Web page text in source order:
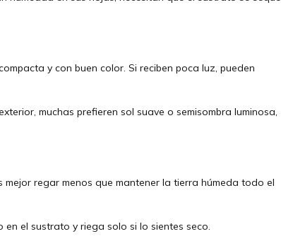
y con buen color. Si reciben poca luz, pueden
muchas prefieren sol suave o semisombra luminosa,
regar menos que mantener la tierra húmeda todo el
el sustrato y riega solo si lo sientes seco.